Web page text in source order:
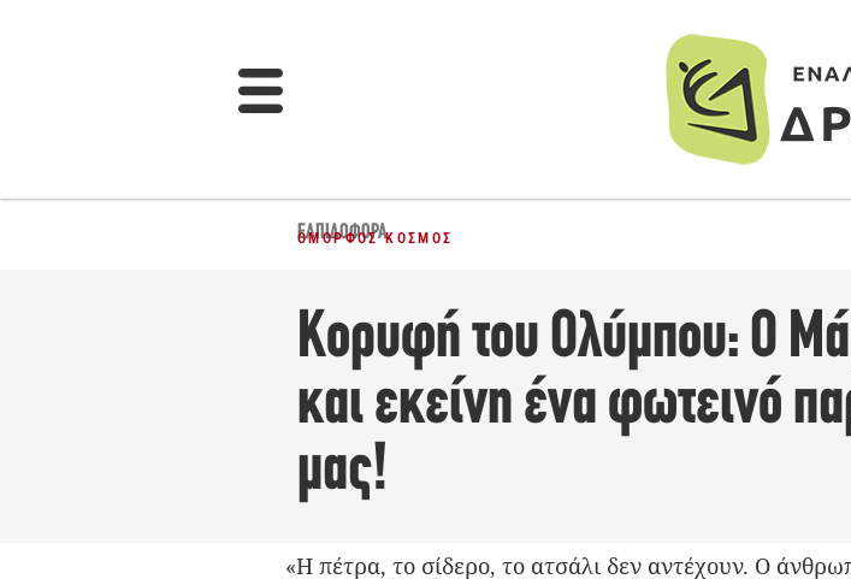
ΕΛΠΙΔΟΦΌΡΑ
ΌΜΟΡΦΟΣ ΚΌΣΜΟΣ
Κορυφή του Ολύμπου: Ο
και εκείνη ένα φωτεινό
μας!
«Η πέτρα, το σίδερο, το ατσάλι δεν αντέχουν. Ο